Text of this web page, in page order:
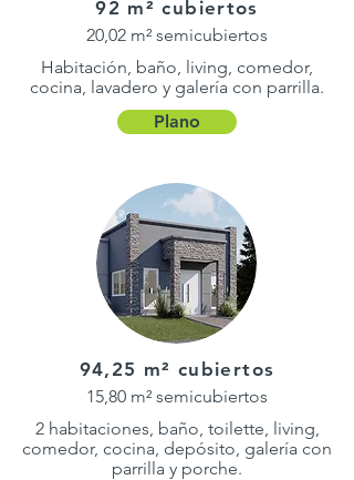
92 m² cubiertos
20,02 m² semicubiertos
Habitación, baño, living, comedor,
cocina, lavadero y galería con parrilla.
Plano
94,25 m² cubiertos
15,80 m² semicubiertos
2 habitaciones, baño, toilette, living,
comedor, cocina, depósito, galería con
parrilla y porche.